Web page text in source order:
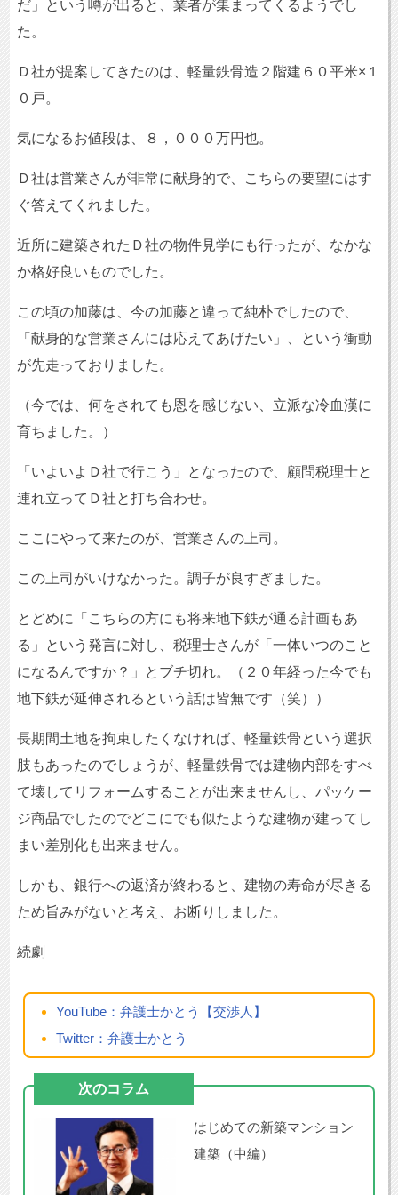
だ」という噂が出ると、業者が集まってくるようでし
た。
Ｄ社が提案してきたのは、軽量鉄骨造２階建６０平米×１
０戸。
気になるお値段は、８，０００万円也。
Ｄ社は営業さんが非常に献身的で、こちらの要望にはす
ぐ答えてくれました。
近所に建築されたＤ社の物件見学にも行ったが、なかな
か格好良いものでした。
この頃の加藤は、今の加藤と違って純朴でしたので、
「献身的な営業さんには応えてあげたい」、という衝動
が先走っておりました。
（今では、何をされても恩を感じない、立派な冷血漢に
育ちました。）
「いよいよＤ社で行こう」となったので、顧問税理士と
連れ立ってＤ社と打ち合わせ。
ここにやって来たのが、営業さんの上司。
この上司がいけなかった。調子が良すぎました。
とどめに「こちらの方にも将来地下鉄が通る計画もあ
る」という発言に対し、税理士さんが「一体いつのこと
になるんですか？」とブチ切れ。（２０年経った今でも
地下鉄が延伸されるという話は皆無です（笑））
長期間土地を拘束したくなければ、軽量鉄骨という選択
肢もあったのでしょうが、軽量鉄骨では建物内部をすべ
て壊してリフォームすることが出来ませんし、パッケー
ジ商品でしたのでどこにでも似たような建物が建ってし
まい差別化も出来ません。
しかも、銀行への返済が終わると、建物の寿命が尽きる
ため旨みがないと考え、お断りしました。
続劇
YouTube：弁護士かとう【交渉人】
Twitter：弁護士かとう
次のコラム
はじめての新築マンション
建築（中編）